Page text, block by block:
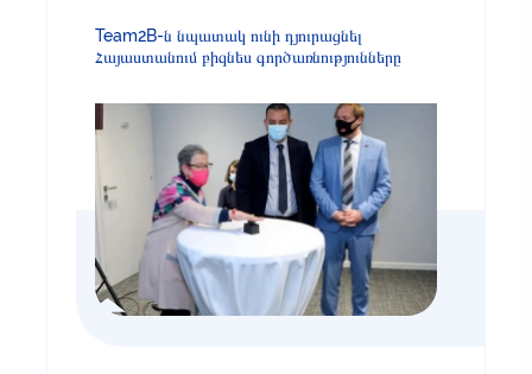
Team2B-ն նպատակ ունի դյուրացնել
Հայաստանում բիզնես գործառնությունները